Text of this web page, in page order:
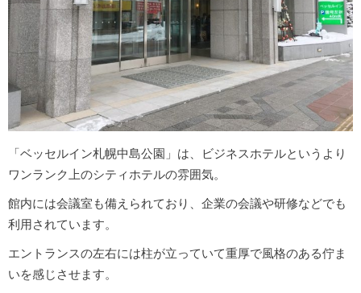
「ベッセルイン札幌中島公園」は、ビジネスホテルというより
ワンランク上のシティホテルの雰囲気。
館内には会議室も備えられており、企業の会議や研修などでも
利用されています。
エントランスの左右には柱が立っていて重厚で風格のある佇ま
いを感じさせます。